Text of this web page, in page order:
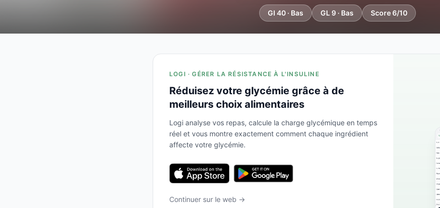
GI 40 · Bas GL 9 · Bas Score 6/10
LOGI · GÉRER LA RÉSISTANCE À L'INSULINE
Réduisez votre glycémie grâce à de
meilleurs choix alimentaires
Logi analyse vos repas, calcule la charge glycémique en temps
réel et vous montre exactement comment chaque ingrédient
affecte votre glycémie.
Continuer sur le web →